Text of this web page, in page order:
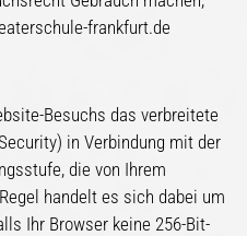
frankfurt.de
Besuchs das verbreitete
in Verbindung mit der
die von Ihrem
handelt es sich dabei um
Ihr Browser keine 256-Bit-